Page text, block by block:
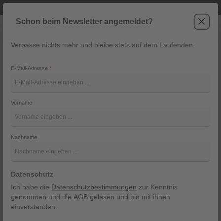
Navigation
Bildergalerie überspringen
Schon beim Newsletter angemeldet?
Verpasse nichts mehr und bleibe stets auf dem Laufenden.
E-Mail-Adresse*
Vorname
Nachname
Datenschutz
Ich habe die Datenschutzbestimmungen zur Kenntnis
genommen und dieAGB gelesen und bin mit ihnen
einverstanden.